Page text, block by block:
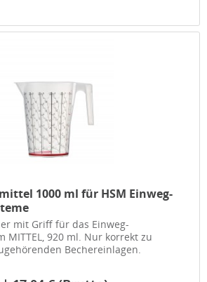
1000 ml für HSM Einweg-
mit Griff für das Einweg-
MITTEL, 920 ml. Nur korrekt zu
Bechereinlagen.